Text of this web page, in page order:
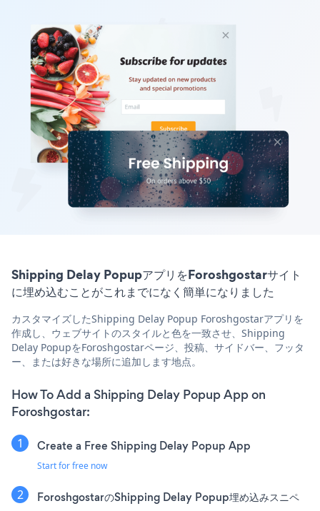
Shipping Delay PopupアプリをForoshgostarサイト
に埋め込むことがこれまでになく簡単になりました
カスタマイズしたShipping Delay Popup Foroshgostarアプリを
作成し、ウェブサイトのスタイルと色を一致させ、Shipping
Delay PopupをForoshgostarページ、投稿、サイドバー、フッタ
ー、または好きな場所に追加します地点。
How To Add a Shipping Delay Popup App on
Foroshgostar:
Create a Free Shipping Delay Popup App
Start for free now
ForoshgostarのShipping Delay Popup埋め込みスニペ